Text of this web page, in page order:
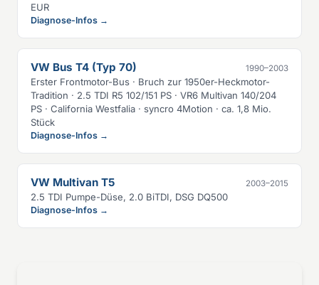
EUR
Diagnose-Infos →
VW Bus T4 (Typ 70) 1990–2003
Erster Frontmotor-Bus · Bruch zur 1950er-Heckmotor-
Tradition · 2.5 TDI R5 102/151 PS · VR6 Multivan 140/204
PS · California Westfalia · syncro 4Motion · ca. 1,8 Mio.
Stück
Diagnose-Infos →
VW Multivan T5 2003–2015
2.5 TDI Pumpe-Düse, 2.0 BiTDI, DSG DQ500
Diagnose-Infos →